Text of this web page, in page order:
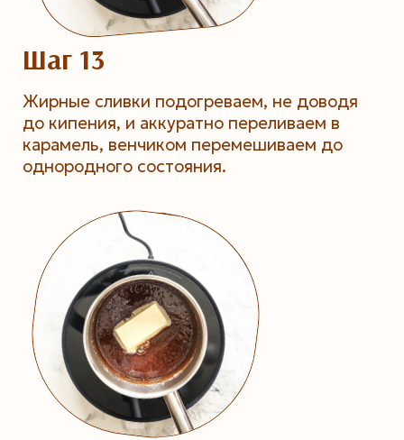
Шаг 13
Жирные сливки подогреваем, не доводя
до кипения, и аккуратно переливаем в
карамель, венчиком перемешиваем до
однородного состояния.